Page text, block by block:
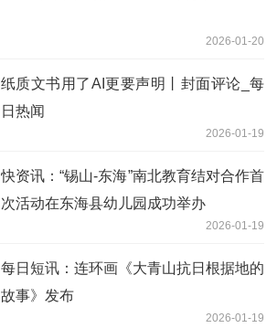
2026-01-20
纸质文书用了AI更要声明丨封面评论_每
日热闻
2026-01-19
快资讯：“锡山-东海”南北教育结对合作首
次活动在东海县幼儿园成功举办
2026-01-19
每日短讯：连环画《大青山抗日根据地的
故事》发布
2026-01-19